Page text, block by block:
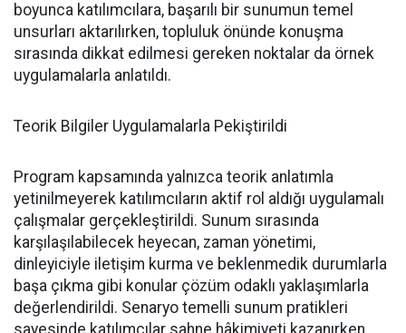
boyunca katılımcılara, başarılı bir sunumun temel
unsurları aktarılırken, topluluk önünde konuşma
sırasında dikkat edilmesi gereken noktalar da örnek
uygulamalarla anlatıldı.
Teorik Bilgiler Uygulamalarla Pekiştirildi
Program kapsamında yalnızca teorik anlatımla
yetinilmeyerek katılımcıların aktif rol aldığı uygulamalı
çalışmalar gerçekleştirildi. Sunum sırasında
karşılaşılabilecek heyecan, zaman yönetimi,
dinleyiciyle iletişim kurma ve beklenmedik durumlarla
başa çıkma gibi konular çözüm odaklı yaklaşımlarla
değerlendirildi. Senaryo temelli sunum pratikleri
sayesinde katılımcılar sahne hâkimiyeti kazanırken,